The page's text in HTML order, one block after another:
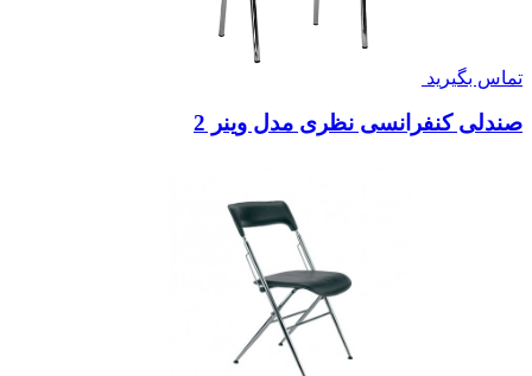
تماس بگیرید
صندلی کنفرانسی نظری مدل وینر 2